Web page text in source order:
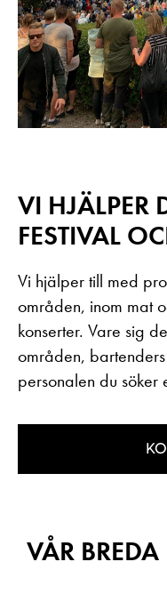
VI HJÄLPER
FESTIVAL
Vi hjälper till med
områden, inom mat
konserter. Vare sig
områden,
personalen du söker
VÅR BREDA